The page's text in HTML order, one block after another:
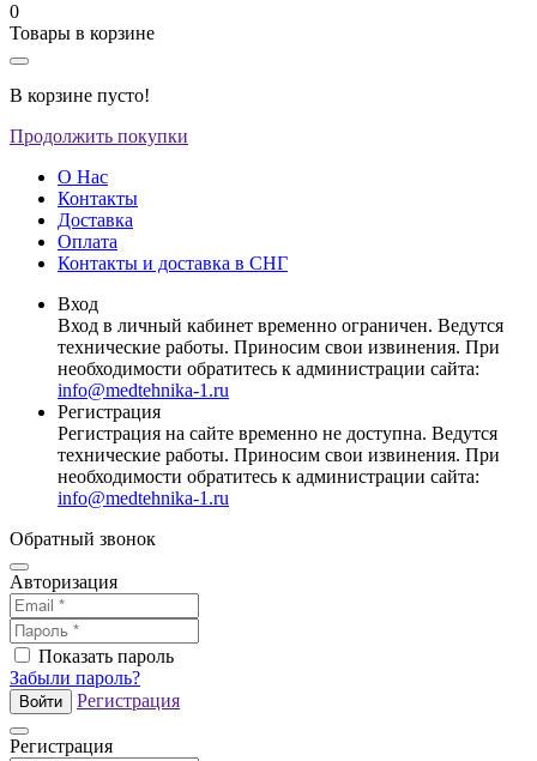
0
Товары в корзине
В корзине пусто!
Продолжить покупки
О Нас
Контакты
Доставка
Оплата
Контакты и доставка в СНГ
Вход
Вход в личный кабинет временно ограничен. Ведутся
технические работы. Приносим свои извинения. При
необходимости обратитесь к администрации сайта:
info@medtehnika-1.ru
Регистрация
Регистрация на сайте временно не доступна. Ведутся
технические работы. Приносим свои извинения. При
необходимости обратитесь к администрации сайта:
info@medtehnika-1.ru
Обратный звонок
Авторизация
Показать пароль
Забыли пароль?
Войти Регистрация
Регистрация